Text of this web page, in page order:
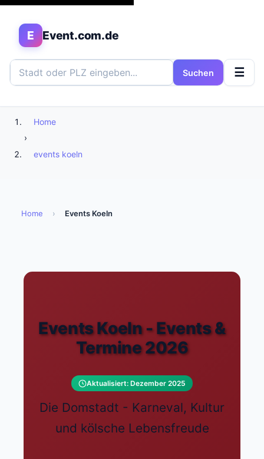
E Event.com.de
Suchen ☰
Home
›
events koeln
Home › Events Koeln
Events Koeln - Events &
Termine 2026
Aktualisiert: Dezember 2025
Die Domstadt - Karneval, Kultur
und kölsche Lebensfreude